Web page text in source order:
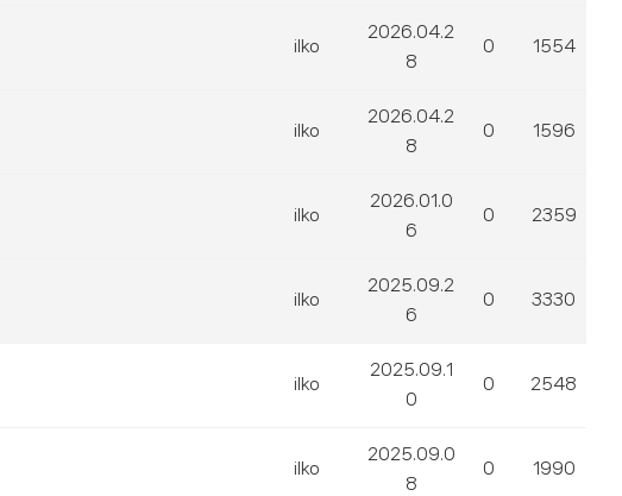
ilko
2026.04.2
8
0 1554
ilko
2026.04.2
8
0 1596
ilko
2026.01.0
6
0 2359
ilko
2025.09.2
6
0 3330
ilko
2025.09.1
0
0 2548
ilko
2025.09.0
8
0 1990